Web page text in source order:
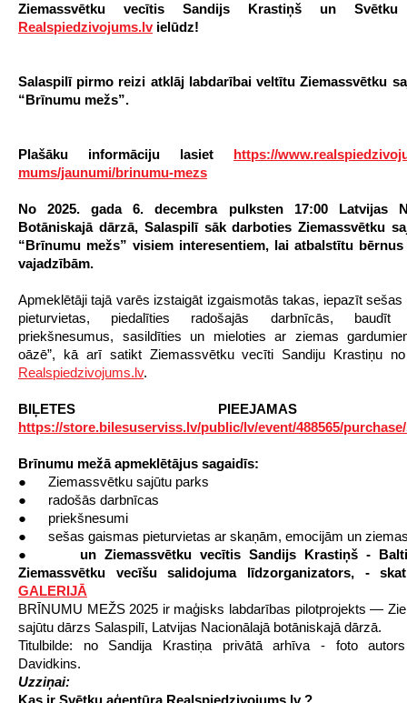
Ziemassvētku vecītis Sandijs Krastiņš un Svētku
Realspiedzivojums.lvielūdz!
Salaspilī pirmo reizi atklāj labdarībai veltītu Ziemassvētku
“Brīnumu mežs”.
Plašāku informāciju lasiet https://
mums/jaunumi/brinumu-mezs
No 2025. gada 6. decembra pulksten 17:00 Latvijas
Botāniskajā dārzā, Salaspilī sāk darboties Ziemassvētku
“Brīnumu mežs” visiem interesentiem, lai atbalstītu bērnus
vajadzībām.
Apmeklētāji tajā varēs izstaigāt izgaismotās takas, iepazīt
pieturvietas, piedalīties radošajās darbnīcās, baudīt
priekšnesumus, sasildīties un mieloties ar ziemas
oāzē”, kā arī satikt Ziemassvētku vecīti Sandiju Krastiņu
Realspiedzivojums.lv.
BIĻETES PIEEJAMAS
https://store.bilesuserviss.lv/public/lv/event/488565/
Brīnumu mežā apmeklētājus sagaidīs:
● Ziemassvētku sajūtu parks
● radošās darbnīcas
● priekšnesumi
● sešas gaismas pieturvietas ar skaņām, emocijām un
● un Ziemassvētku vecītis Sandijs Krastiņš -
Ziemassvētku vecīšu salidojuma līdzorganizators, -
GALERIJĀ
BRĪNUMU MEŽS 2025 ir maģisks labdarības pilotprojekts —
sajūtu dārzs Salaspilī, Latvijas Nacionālajā botāniskajā dārzā.
Titulbilde: no Sandija Krastiņa privātā arhīva - foto
Davidkins.
Uzziņai:
Kas ir Svētku aģentūra Realspiedzivojums.lv ?